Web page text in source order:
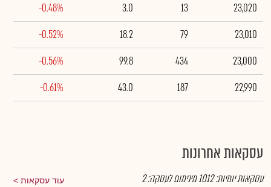
23,020
13
3.0
-0.48%
23,010
79
18.2
-0.52%
23,000
434
99.8
-0.56%
22,990
187
43.0
-0.61%
עסקאות אחרונות
עוד עסקאות עסקאות יומיות:1012מינימום לעסקה:2